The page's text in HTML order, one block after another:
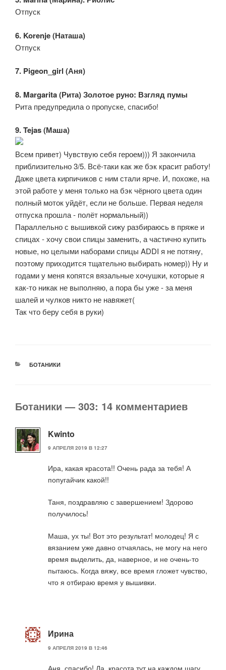
Отпуск
6. Korenje (Наташа)
Отпуск
7. Pigeon_girl (Аня)
8. Margarita (Рита) Золотое руно: Взгляд пумы
Рита предупредила о пропуске, спасибо!
9. Tejas (Маша)
Всем привет) Чувствую себя героем))) Я закончила
приблизительно 3/5. Всё-таки как же бэк красит работу!
Даже цвета кирпичиков с ним стали ярче. И, похоже, на
этой работе у меня только на бэк чёрного цвета один
полный моток уйдёт, если не больше. Первая неделя
отпуска прошла - полёт нормальный))
Параллельно с вышивкой сижу разбираюсь в пряже и
спицах - хочу свои спицы заменить, а частично купить
новые, но целыми наборами спицы ADDI я не потяну,
поэтому приходится тщательно выбирать номер)) Ну и
годами у меня копятся вязальные хочушки, которые я
как-то никак не выполняю, а пора бы уже - за меня
шалей и чулков никто не навяжет(
Так что беру себя в руки)
РУБРИКИ
БОТАНИКИ
Ботаники — 303: 14 комментариев
Kwinto
9 АПРЕЛЯ 2019 В 12:27
Ира, какая красота!! Очень рада за тебя! А
попугайчик какой!!
Таня, поздравляю с завершением! Здорово
получилось!
Маша, ух ты! Вот это результат! молодец! Я с
вязанием уже давно отчаялась, не могу на него
время выделить, да, наверное, и не очень-то
пытаюсь. Когда вяжу, все время гложет чувство,
что я отбираю время у вышивки.
Ирина
9 АПРЕЛЯ 2019 В 12:46
Аня, спасибо! Да, красота тут на каждом шагу,